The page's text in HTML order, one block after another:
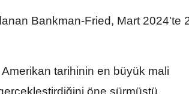
Bankman-Fried, Mart 2024'te
Amerikan tarihinin en büyük mali
gerçekleştirdiğini öne sürmüştü.